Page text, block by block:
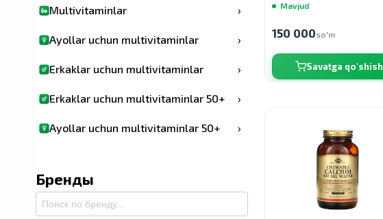
Multivitaminlar ›
Ayollar uchun multivitaminlar ›
Erkaklar uchun multivitaminlar ›
Erkaklar uchun multivitaminlar 50+ ›
Ayollar uchun multivitaminlar 50+ ›
Бренды
Mavjud
150 000so'm
Savatga qo'shish